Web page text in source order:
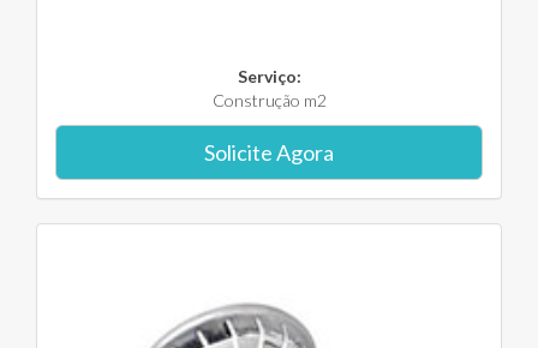
Serviço:
Construção m2
Solicite Agora